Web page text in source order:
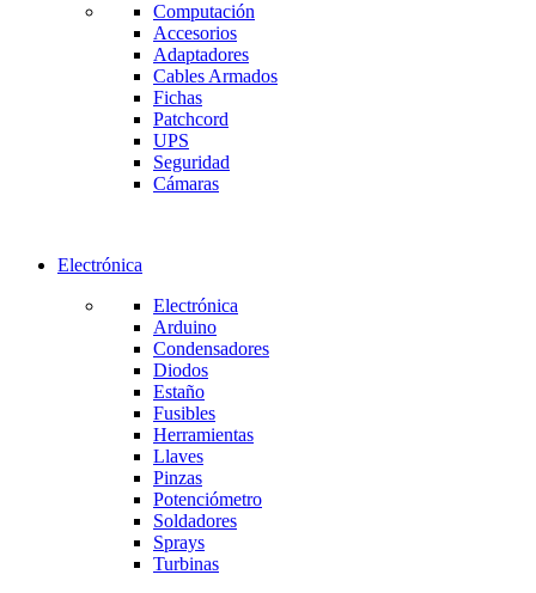
Computación
Accesorios
Adaptadores
Cables Armados
Fichas
Patchcord
UPS
Seguridad
Cámaras
Electrónica
Electrónica
Arduino
Condensadores
Diodos
Estaño
Fusibles
Herramientas
Llaves
Pinzas
Potenciómetro
Soldadores
Sprays
Turbinas